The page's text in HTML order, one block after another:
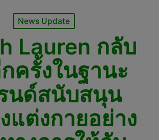
Posted
News Update
Lauren กลับ
ครั้งในฐานะ
นด์สนับสนุน
แต่งกายอย่าง